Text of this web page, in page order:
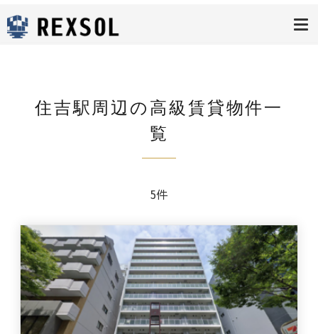
高級賃貸レク
ソル
住吉駅周辺の高級賃貸物件一
覧
5件